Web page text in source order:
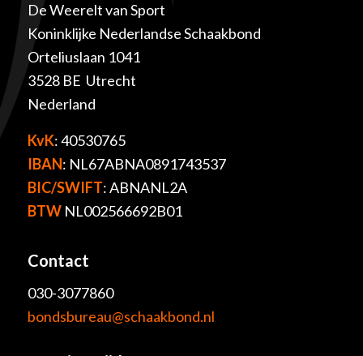
De Weerelt van Sport
Koninklijke Nederlandse Schaakbond
Orteliuslaan 1041
3528 BE Utrecht
Nederland
KvK: 40530765
IBAN: NL67ABNA0891743537
BIC/SWIFT: ABNANL2A
BTWNL002566692B01
Contact
030-3077860
bondsbureau@schaakbond.nl